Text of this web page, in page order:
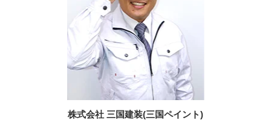
株式会社 三国建装(三国ペイント)